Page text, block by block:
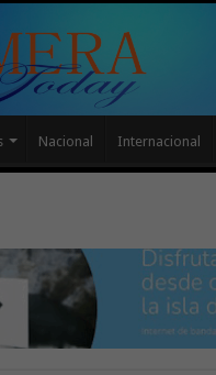
Nacional Internacional